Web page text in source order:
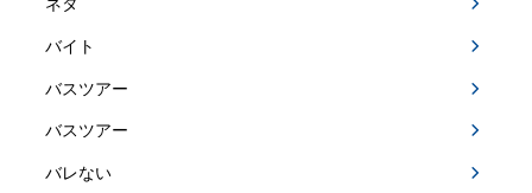
バイト
バスツアー
バスツアー
バレない